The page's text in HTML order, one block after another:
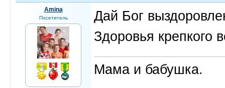
Amina
Посетитель
Дай Бог
Здоровья крепкого
Мама и бабушка.